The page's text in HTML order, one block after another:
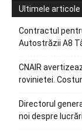
Ultimele articole
Contractul
Autostrăzii A8
CNAIR
rovinietei.
Directorul
noi despre